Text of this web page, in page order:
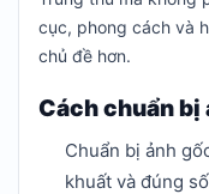
cục, phong cách và
chủ đề hơn.
Cách chuẩn bị
Chuẩn bị ảnh
khuất và đúng